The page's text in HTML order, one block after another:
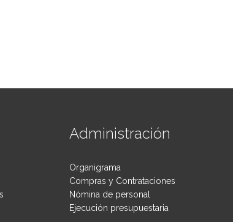
Administración
Organigrama
Compras y Contrataciones
Nómina de personal
Ejecución presupuestaria